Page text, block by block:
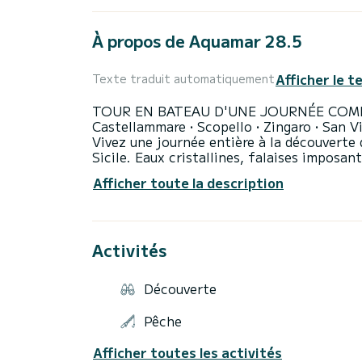
À propos de Aquamar 28.5
Texte traduit automatiquementAfficher le
TOUR EN BATEAU D'UNE JOURNÉE
Castellammare • Scopello • Zingaro • San
Vivez une journée entière à la
Sicile. Eaux cristallines, falaises
Nous naviguerons le long d'une des côtes
Première étape : Faraglioni et Tonnara di
endroits les plus photographiés et
eaux turquoises et cristallines, entourés
de la mer.
Le panorama est rendu encore plus
Scopello, une ancienne tonnara
inoubliables.
Afficher toute la description
Activités
Découverte
Pêche
Afficher toutes les activités